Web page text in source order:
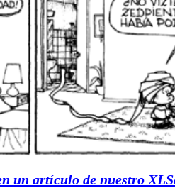
un artículo de nuestro